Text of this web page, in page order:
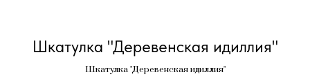
Шкатулка "Деревенская идиллия"
Шкатулка "Деревенская идиллия"